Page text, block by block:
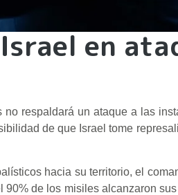
en
respaldará un ataque a las
de que Israel tome
hacia su territorio, el
de los misiles alcanzaron